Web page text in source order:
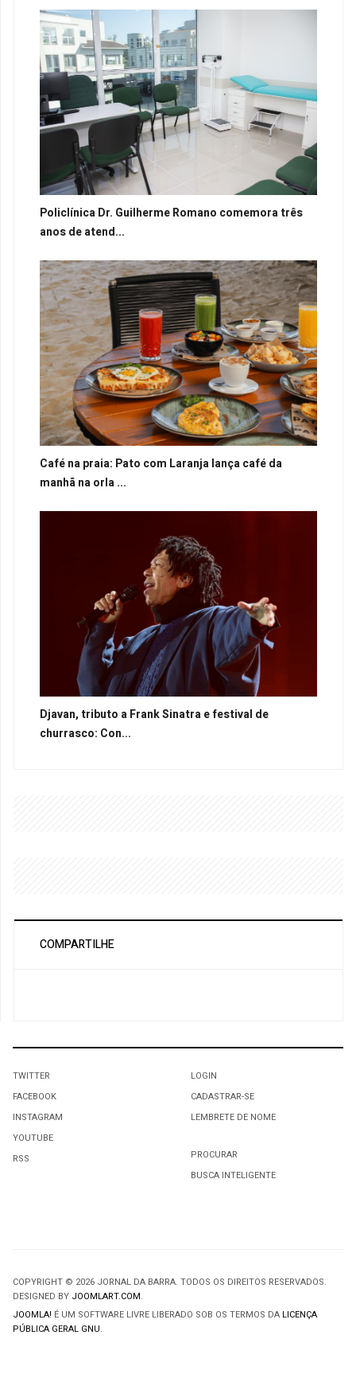
Policlínica Dr. Guilherme Romano comemora três
anos de atend...
Café na praia: Pato com Laranja lança café da
manhã na orla ...
Djavan, tributo a Frank Sinatra e festival de
churrasco: Con...
COMPARTILHE
TWITTER
FACEBOOK
INSTAGRAM
YOUTUBE
RSS
LOGIN
CADASTRAR-SE
LEMBRETE DE NOME
PROCURAR
BUSCA INTELIGENTE
COPYRIGHT © 2026 JORNAL DA BARRA. TODOS OS DIREITOS RESERVADOS.
DESIGNED BY JOOMLART.COM.
JOOMLA! É UM SOFTWARE LIVRE LIBERADO SOB OS TERMOS DA LICENÇA
PÚBLICA GERAL GNU.